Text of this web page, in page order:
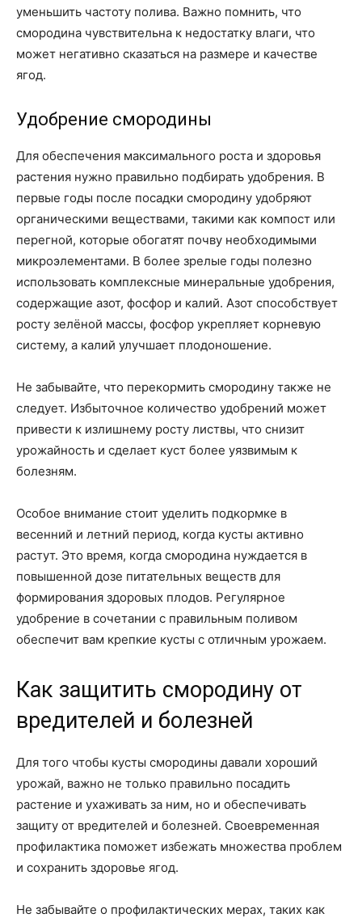
уменьшить частоту полива. Важно помнить, что
смородина чувствительна к недостатку влаги, что
может негативно сказаться на размере и качестве
ягод.
Удобрение смородины
Для обеспечения максимального роста и здоровья
растения нужно правильно подбирать удобрения. В
первые годы после посадки смородину удобряют
органическими веществами, такими как компост или
перегной, которые обогатят почву необходимыми
микроэлементами. В более зрелые годы полезно
использовать комплексные минеральные удобрения,
содержащие азот, фосфор и калий. Азот способствует
росту зелёной массы, фосфор укрепляет корневую
систему, а калий улучшает плодоношение.
Не забывайте, что перекормить смородину также не
следует. Избыточное количество удобрений может
привести к излишнему росту листвы, что снизит
урожайность и сделает куст более уязвимым к
болезням.
Особое внимание стоит уделить подкормке в
весенний и летний период, когда кусты активно
растут. Это время, когда смородина нуждается в
повышенной дозе питательных веществ для
формирования здоровых плодов. Регулярное
удобрение в сочетании с правильным поливом
обеспечит вам крепкие кусты с отличным урожаем.
Как защитить смородину от
вредителей и болезней
Для того чтобы кусты смородины давали хороший
урожай, важно не только правильно посадить
растение и ухаживать за ним, но и обеспечивать
защиту от вредителей и болезней. Своевременная
профилактика поможет избежать множества проблем
и сохранить здоровье ягод.
Не забывайте о профилактических мерах, таких как